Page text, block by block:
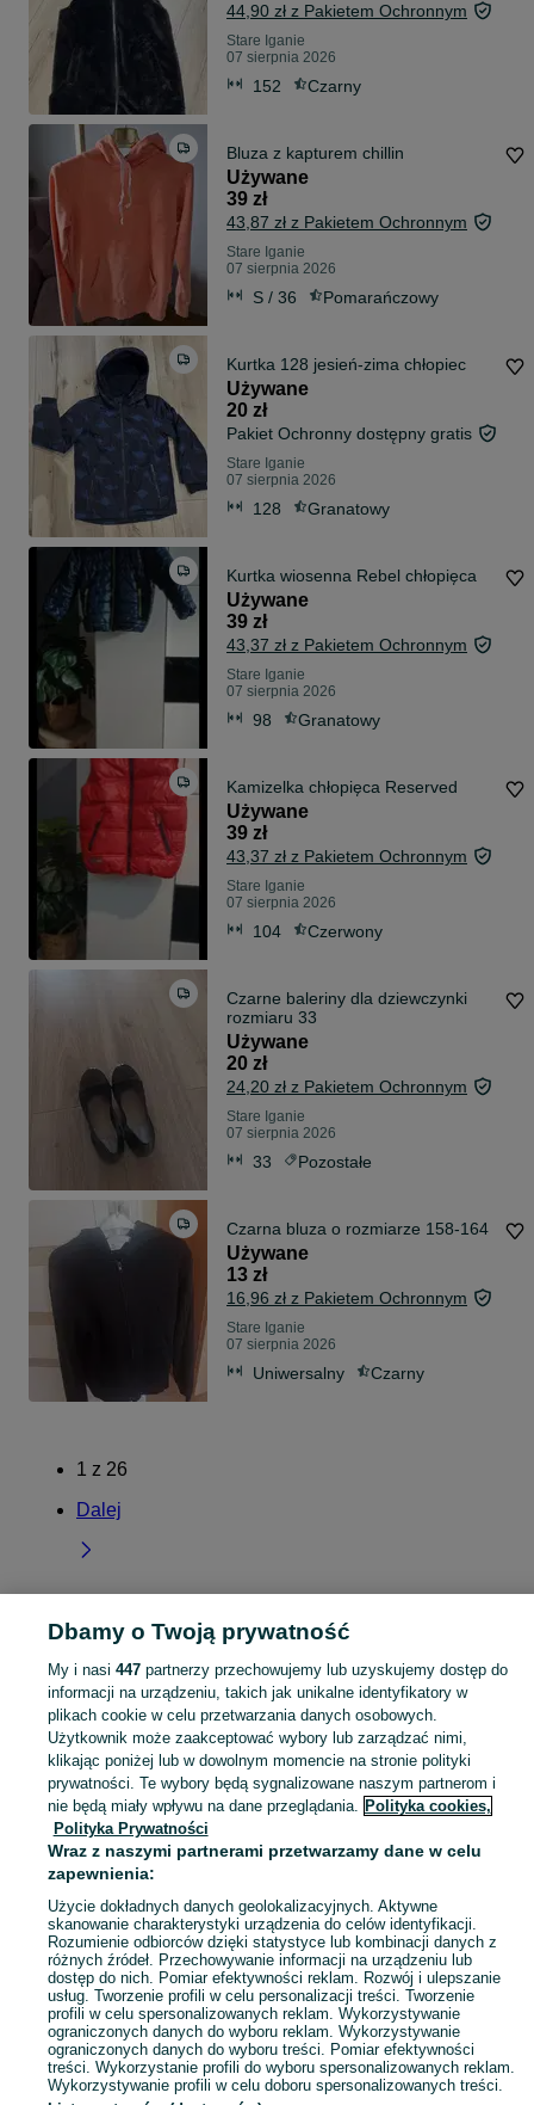
44,90 zł z Pakietem Ochronnym
Stare Iganie
07 sierpnia 2026
152 Czarny
Bluza z kapturem chillin
Używane
39 zł
43,87 zł z Pakietem Ochronnym
Stare Iganie
07 sierpnia 2026
S / 36 Pomarańczowy
Kurtka 128 jesień-zima chłopiec
Używane
20 zł
Pakiet Ochronny dostępny gratis
Stare Iganie
07 sierpnia 2026
128 Granatowy
Kurtka wiosenna Rebel chłopięca
Używane
39 zł
43,37 zł z Pakietem Ochronnym
Stare Iganie
07 sierpnia 2026
98 Granatowy
Kamizelka chłopięca Reserved
Używane
39 zł
43,37 zł z Pakietem Ochronnym
Stare Iganie
07 sierpnia 2026
104 Czerwony
Czarne baleriny dla dziewczynki
rozmiaru 33
Używane
20 zł
24,20 zł z Pakietem Ochronnym
Stare Iganie
07 sierpnia 2026
33 Pozostałe
Czarna bluza o rozmiarze 158-164
Używane
13 zł
16,96 zł z Pakietem Ochronnym
Stare Iganie
07 sierpnia 2026
Uniwersalny Czarny
1 z 26
Dalej
Strona główna Mazowieckie Stare Iganie
KATEGORIA
Skorzystaj z największego serwisu ogłoszeniowego - Stare Iganie i okolice! Kupuj to, czego pragniesz i sprzedawaj to, czego już nie potrzebujesz! Zobacz
Mapa kategorii
Mapa miejscowości
Mapa ministron
Popularne wyszukiwania
Dbamy o Twoją prywatność
My i nasi 447partnerzy przechowujemy lub uzyskujemy dostęp do
informacji na urządzeniu, takich jak unikalne identyfikatory w
plikach cookie w celu przetwarzania danych osobowych.
Użytkownik może zaakceptować wybory lub zarządzać nimi,
klikając poniżej lub w dowolnym momencie na stronie polityki
prywatności. Te wybory będą sygnalizowane naszym partnerom i
nie będą miały wpływu na dane przeglądania. Polityka cookies,
Polityka Prywatności
Wraz z naszymi partnerami przetwarzamy dane w celu
zapewnienia:
Użycie dokładnych danych geolokalizacyjnych. Aktywne
skanowanie charakterystyki urządzenia do celów identyfikacji.
Rozumienie odbiorców dzięki statystyce lub kombinacji danych z
różnych źródeł. Przechowywanie informacji na urządzeniu lub
dostęp do nich. Pomiar efektywności reklam. Rozwój i ulepszanie
usług. Tworzenie profili w celu personalizacji treści. Tworzenie
profili w celu spersonalizowanych reklam. Wykorzystywanie
ograniczonych danych do wyboru reklam. Wykorzystywanie
ograniczonych danych do wyboru treści. Pomiar efektywności
treści. Wykorzystanie profili do wyboru spersonalizowanych reklam.
Wykorzystywanie profili w celu doboru spersonalizowanych treści.